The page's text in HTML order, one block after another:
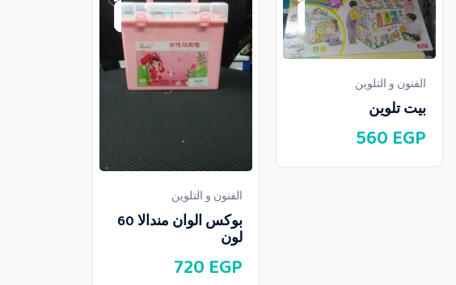
الفنون و التلوين
بيت تلوين
560 EGP
الفنون و التلوين
بوكس الوان مندالا 60
لون
720 EGP